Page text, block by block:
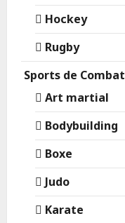
Hockey
Rugby
Sports de Combat
Art martial
Bodybuilding
Boxe
Judo
Karate